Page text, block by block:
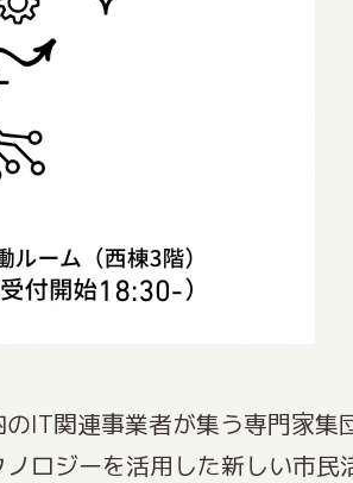
IT関連事業者が集う専門家集
ロジーを活用した新しい市民